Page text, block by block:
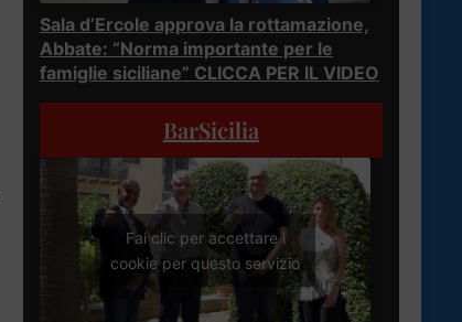
Sala d’Ercole approva la rottamazione,
Abbate: “Norma importante per le
famiglie siciliane” CLICCA PER IL VIDEO
BarSicilia
Fai clic per accettare i
cookie per questo servizio